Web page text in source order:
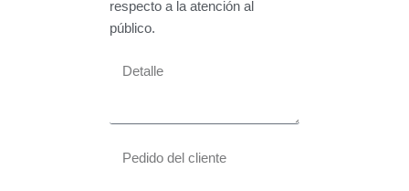
respecto a la atención al
público.